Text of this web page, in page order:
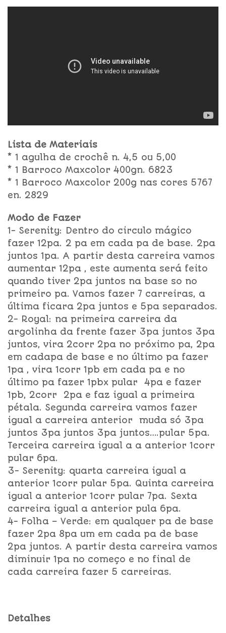
Lista de Materiais
* 1 agulha de crochê n. 4,5 ou 5,00
* 1 Barroco Maxcolor 400gn. 6823
* 1 Barroco Maxcolor 200g nas cores 5767
en. 2829
Modo de Fazer
1- Serenity: Dentro do circulo mágico
fazer 12pa. 2 pa em cada pa de base. 2pa
juntos 1pa. A partir desta carreira vamos
aumentar 12pa , este aumenta será feito
quando tiver 2pa juntos na base so no
primeiro pa. Vamos fazer 7 carreiras, a
última ficara 2pa juntos e 5pa separados.
2- Royal: na primeira carreira da
argolinha da frente fazer 3pa juntos 3pa
juntos, vira 2corr 2pa no próximo pa, 2pa
em cadapa de base e no último pa fazer
1pa , vira 1corr 1pb em cada pa e no
último pa fazer 1pbx pular 4pa e fazer
1pb, 2corr 2pa e faz igual a primeira
pétala. Segunda carreira vamos fazer
igual a carreira anterior muda só 3pa
juntos 3pa juntos 3pa juntos….pular 5pa.
Terceira carreira igual a a anterior 1corr
pular 6pa.
3- Serenity: quarta carreira igual a
anterior 1corr pular 5pa. Quinta carreira
igual a anterior 1corr pular 7pa. Sexta
carreira igual a anterior pula 6pa.
4- Folha – Verde: em qualquer pa de base
fazer 2pa 8pa um em cada pa de base
2pa juntos. A partir desta carreira vamos
diminuir 1pa no começo e no final de
cada carreira fazer 5 carreiras.
Detalhes